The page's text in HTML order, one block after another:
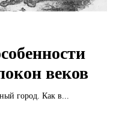
веков
город. Как в...